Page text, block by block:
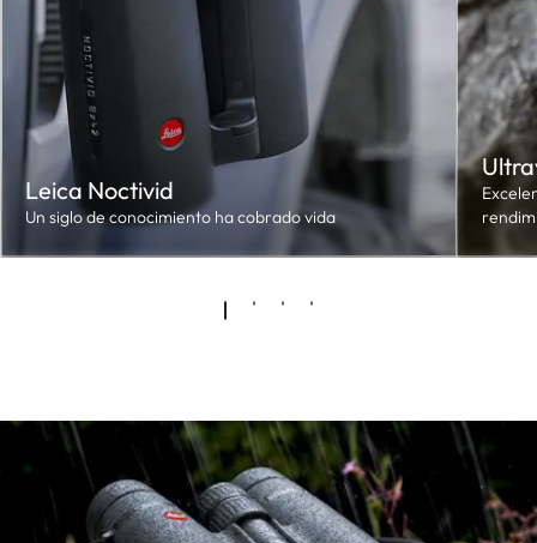
Leica Noctivid
Un siglo de conocimiento ha cobrado vida